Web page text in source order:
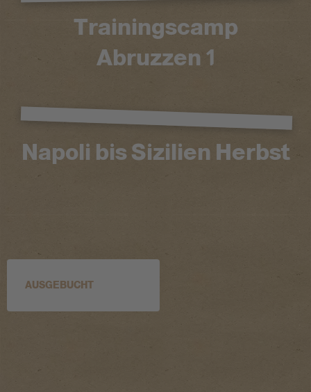
Trainingscamp
Abruzzen 1
Napoli bis Sizilien Herbst